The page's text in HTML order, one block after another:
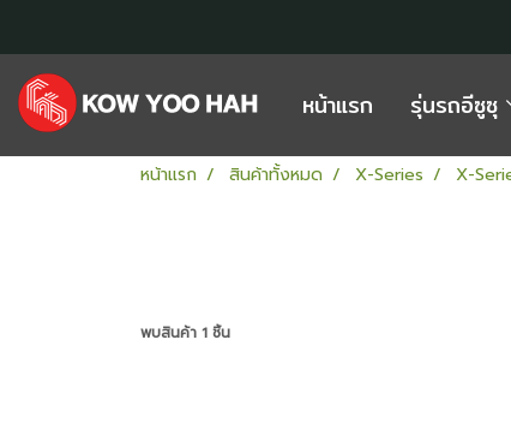
หน้าแรก รุ่นรถอีซูซุ
หน้าแรก สินค้าทั้งหมด X-Series X-
พบสินค้า 1 ชิ้น